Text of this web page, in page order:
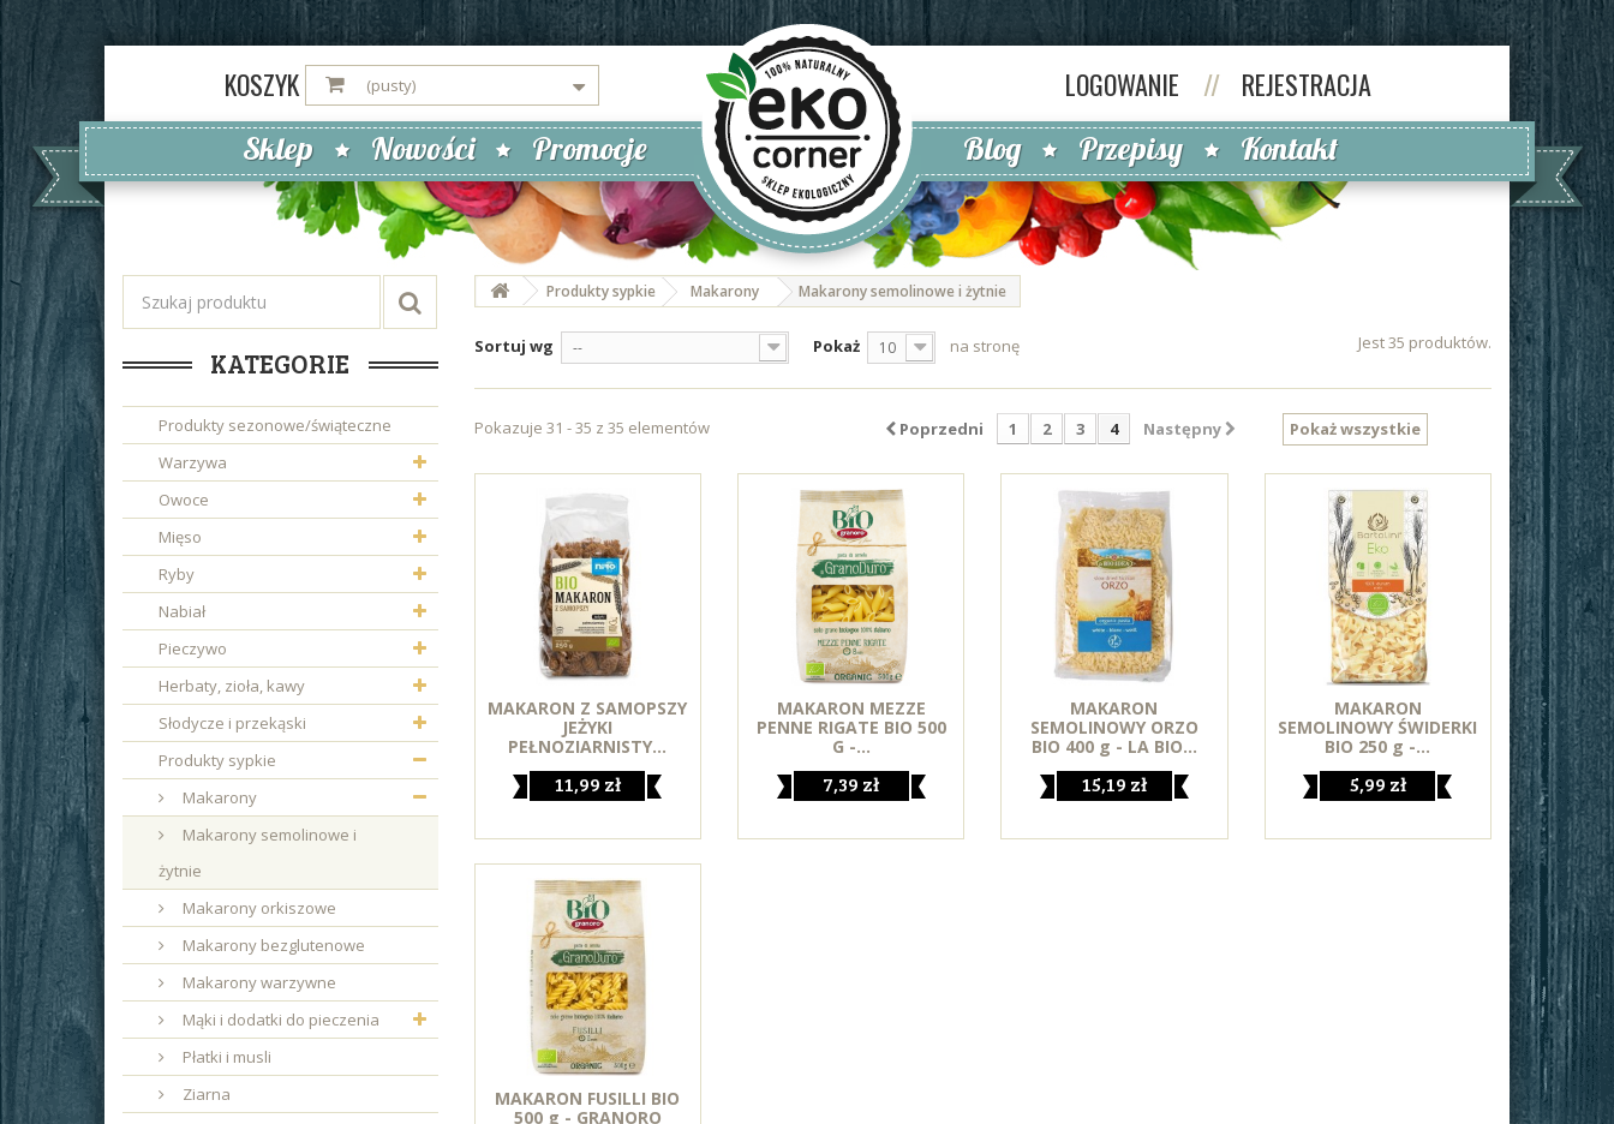
KOSZYK (pusty) LOGOWANIE // REJESTRACJA
Sklep Nowości Promocje Blog Przepisy Kontakt
KATEGORIE
Produkty sezonowe/świąteczne
Warzywa
Owoce
Mięso
Ryby
Nabiał
Pieczywo
Herbaty, zioła, kawy
Słodycze i przekąski
Produkty sypkie
Makarony
Makarony semolinowe i
żytnie
Makarony orkiszowe
Makarony bezglutenowe
Makarony warzywne
Mąki i dodatki do pieczenia
Płatki i musli
Ziarna
Produkty sypkie Makarony Makarony semolinowe i żytnie
Sortuj wg -- Pokaż 10 na stronę Jest 35 produktów.
Pokaż wszystkie
Poprzedni 1 2 3 4 Następny
Pokazuje 31 - 35 z 35 elementów
MAKARON Z SAMOPSZY
JEŻYKI
PEŁNOZIARNISTY...
11,99 zł
MAKARON MEZZE
PENNE RIGATE BIO 500
G -...
7,39 zł
MAKARON
SEMOLINOWY ORZO
BIO 400 g - LA BIO...
15,19 zł
MAKARON
SEMOLINOWY ŚWIDERKI
BIO 250 g -...
5,99 zł
MAKARON FUSILLI BIO
500 g - GRANORO